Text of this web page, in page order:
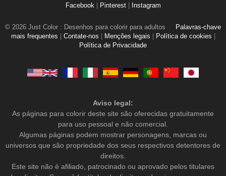
Facebook Pinterest Instagram
© 2026 Just Color : Desenhos para colorir para adultos
Palavras-chave
mais frequentes
Contate-nos Menções legais Política de cookies
Política de Privacidade
Aviso legal:
As páginas para colorir deste site são oferecidas gratuitamente
para uso pessoal e não comercial.
Algumas páginas podem mostrar personagens, marcas ou
universos que são propriedade dos seus respectivos detentores de
direitos.
Este site não é afiliado, patrocinado ou aprovado pelos titulares